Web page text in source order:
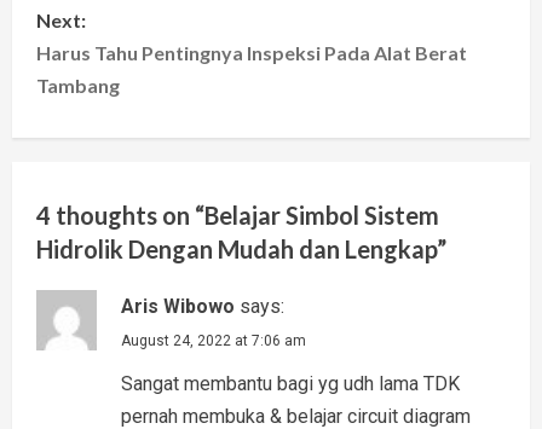
t
n
a
v
i
g
a
Next:
Harus Tahu Pentingnya Inspeksi Pada Alat Berat
Tambang
4 thoughts on “Belajar Simbol Sistem
Hidrolik Dengan Mudah dan Lengkap”
Aris Wibowo says:
August 24, 2022 at 7:06 am
Sangat membantu bagi yg udh lama TDK
pernah membuka & belajar circuit diagram